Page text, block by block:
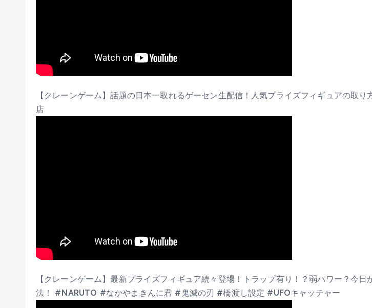
【クレーンゲーム】話題の日本一取れるゲーセン生配信！人気プライズフィギュアの取り
店
【クレーンゲーム】最新プライズフィギュア続々登場！トラップ有り！？弱パワー？今日
法！ #NARUTO #なかやまきんに君 #鬼滅の刃 #橋渡し設定 #UFOキャッチャー